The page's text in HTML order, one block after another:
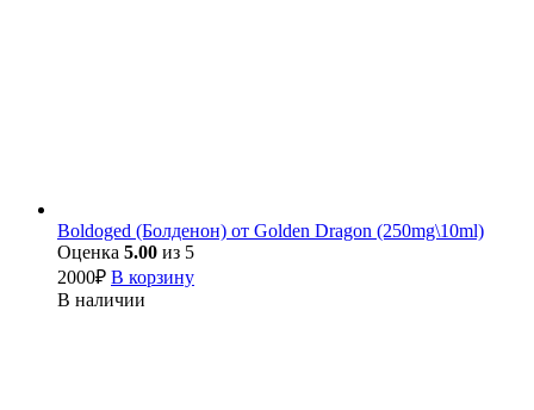
Boldoged (Болденон) от Golden Dragon (250mg\10ml)
Оценка 5.00 из 5
2000₽ В корзину
В наличии